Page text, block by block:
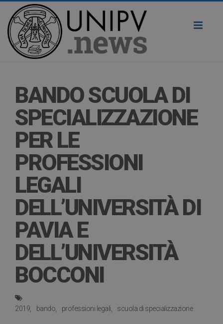
BANDO SCUOLA DI
SPECIALIZZAZIONE
PER LE
PROFESSIONI
LEGALI
DELL’UNIVERSITÀ DI
PAVIA E
DELL’UNIVERSITÀ
BOCCONI
2019 bando professioni legali scuola di specializzazione